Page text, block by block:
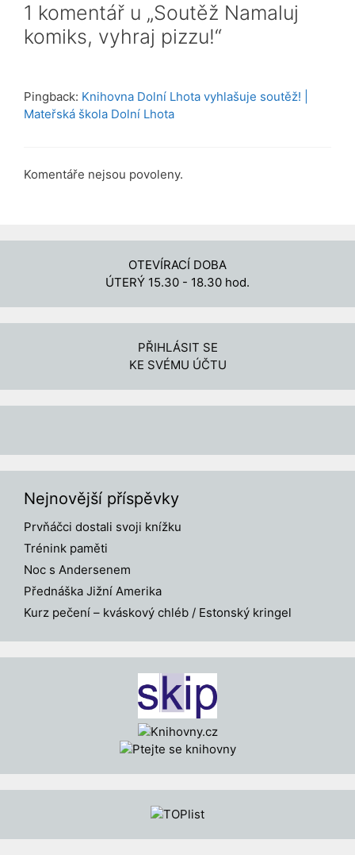
1 komentář u „Soutěž Namaluj
komiks, vyhraj pizzu!“
Pingback: Knihovna Dolní Lhota vyhlašuje soutěž! |
Mateřská škola Dolní Lhota
Komentáře nejsou povoleny.
OTEVÍRACÍ DOBA
ÚTERÝ 15.30 - 18.30 hod.
PŘIHLÁSIT SE
KE SVÉMU ÚČTU
Nejnovější příspěvky
Prvňáčci dostali svoji knížku
Trénink paměti
Noc s Andersenem
Přednáška Jižní Amerika
Kurz pečení – kváskový chléb / Estonský kringel